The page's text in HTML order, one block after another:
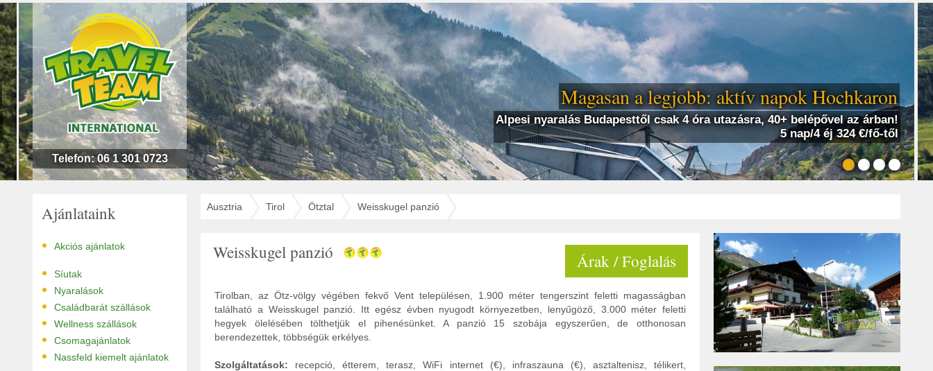
Magasan a legjobb: aktív napok Hochkaron
Alpesi nyaralás Budapesttől csak 4 óra utazásra, 40+ belépővel az árban!
5 nap/4 éj 324 €/fő-től
Telefon: 06 1 301 0723
Ajánlataink
• Akciós ajánlatok
• Síutak
• Nyaralások
• Családbarát szállások
• Wellness szállások
• Csomagajánlatok
• Nassfeld kiemelt ajánlatok
Ausztria Tirol Ötztal Weisskugel panzió
Weisskugel panzió Árak / Foglalás
Tirolban, az Ötz-völgy végében fekvő Vent településen, 1.900 méter tengerszint feletti magasságban
található a Weisskugel panzió. Itt egész évben nyugodt környezetben, lenyűgöző, 3.000 méter feletti
hegyek ölelésében tölthetjük el pihenésünket. A panzió 15 szobája egyszerűen, de otthonosan
berendezettek, többségük erkélyes.
Szolgáltatások: recepció, étterem, terasz, WiFi internet (€), infraszauna (€), asztaltenisz, télikert,